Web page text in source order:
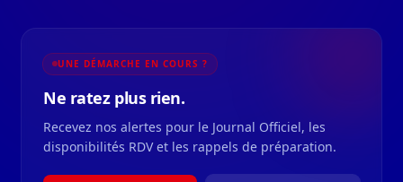
UNE DÉMARCHE EN COURS ?
Ne ratez plus rien.
Recevez nos alertes pour le Journal Officiel, les
disponibilités RDV et les rappels de préparation.